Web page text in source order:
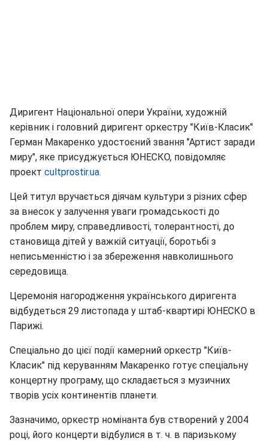
Диригент Національної опери України, художній
керівник і головний диригент оркестру "Київ-Класик"
Герман Макаренко удостоєний звання "Артист заради
миру", яке присуджується ЮНЕСКО, повідомляє
проект cultprostir.ua.
Цей титул вручається діячам культури з різних сфер
за внесок у залучення уваги громадськості до
проблем миру, справедливості, толерантності, до
становища дітей у важкій ситуації, боротьбі з
неписьменністю і за збереження навколишнього
середовища.
Церемонія нагородження українського диригента
відбудеться 29 листопада у штаб-квартирі ЮНЕСКО в
Парижі.
Спеціально до цієї події камерний оркестр "Київ-
Класик" під керуванням Макаренко готує спеціальну
концертну програму, що складається з музичних
творів усіх континентів планети.
Зазначимо, оркестр номінанта був створений у 2004
році, його концерти відбулися в т. ч. в паризькому